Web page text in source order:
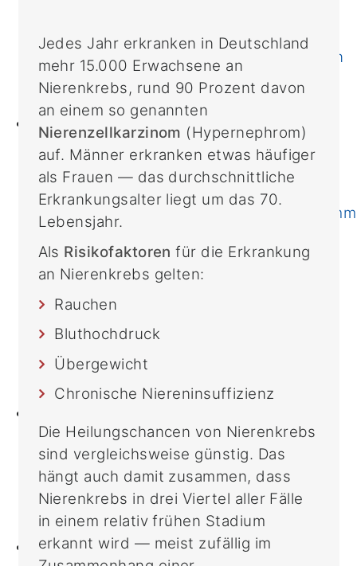
Darmkrebsvorsorge
Familiäre/erbliche Tumorerkrankungen
Fertilität
Informationen & Links
Forschung
Institute
Klinische Studien
Bewegungs- und
Ernährungsbehandlungs-Programm
CIO-Studienregister
FAQ
Schwerpunkte
Forschergruppen
Molekulare Diagnostik
Biobank
PJ Wahltertial Interdisziplinäre
Onkologie
Mildred Scheel School of Oncology
(MSSO)
M.A. ImmunoSensation
CIO Bonn
Jedes Jahr erkranken in Deutschland
mehr 15.000 Erwachsene an
Nierenkrebs, rund 90 Prozent davon
an einem so genannten
Nierenzellkarzinom (Hypernephrom)
auf. Männer erkranken etwas häufiger
als Frauen — das durchschnittliche
Erkrankungsalter liegt um das 70.
Lebensjahr.
Als Risikofaktoren für die Erkrankung
an Nierenkrebs gelten:
Rauchen
Bluthochdruck
Übergewicht
Chronische Niereninsuffizienz
Die Heilungschancen von Nierenkrebs
sind vergleichsweise günstig. Das
hängt auch damit zusammen, dass
Nierenkrebs in drei Viertel aller Fälle
in einem relativ frühen Stadium
erkannt wird — meist zufällig im